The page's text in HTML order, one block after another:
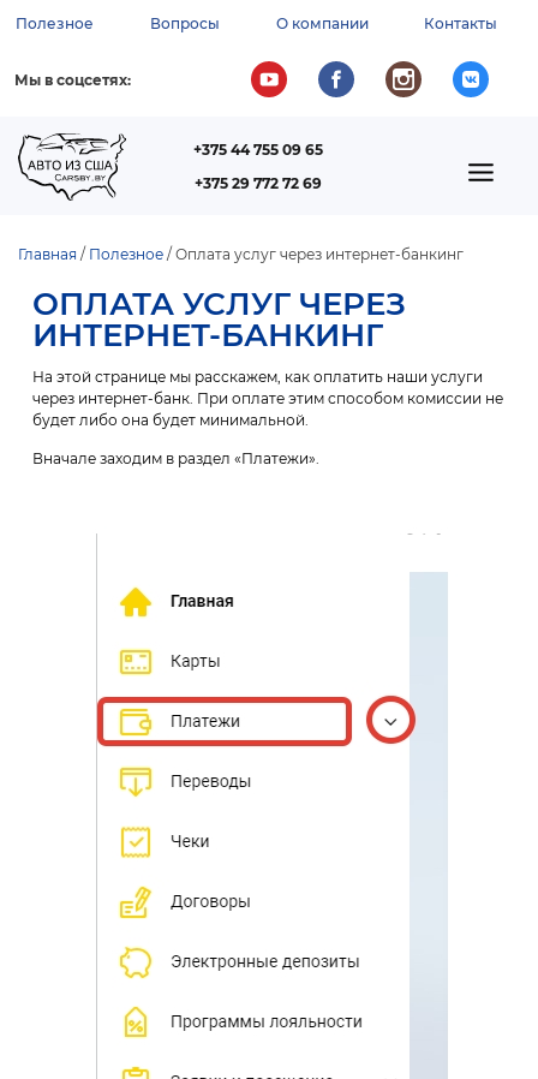
содержанию
ВСПОМОГАТЕЛЬНОЕ
МЕНЮ
Полезное Вопросы О компании Контакты
Мы в соцсетях:
+375 44 755 09 65
+375 29 772 72 69
НАВИГАЦИИ
Главная Полезное Оплата услуг через интернет-банкинг
ОПЛАТА УСЛУГ ЧЕРЕЗ
ИНТЕРНЕТ-БАНКИНГ
На этой странице мы расскажем, как оплатить наши услуги
через интернет-банк. При оплате этим способом комиссии не
будет либо она будет минимальной.
Вначале заходим в раздел «Платежи».